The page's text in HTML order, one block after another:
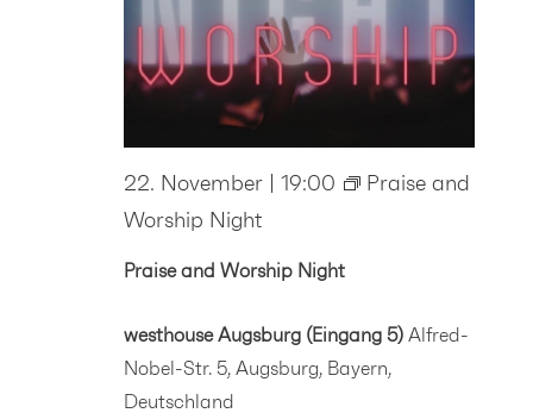
Praise and Worship Night
22. November | 19:00
Praise and
Worship Night
westhouse Augsburg (Eingang 5) Alfred-
Nobel-Str. 5, Augsburg, Bayern,
Deutschland